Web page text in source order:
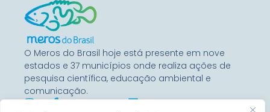
O Meros do Brasil hoje está presente em nove
estados e 37 municípios onde realiza ações de
pesquisa científica, educação ambiental e
comunicação.